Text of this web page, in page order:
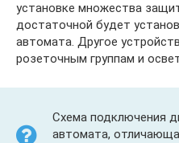
установке множества
достаточной будет
автомата. Другое
розеточным группам и
Схема подключения
автомата,